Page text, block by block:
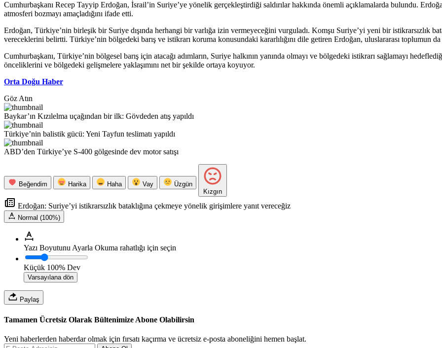
Cumhurbaşkanı Recep Tayyip Erdoğan, İsrail’in Suriye’ye yönelik gerçekleştirdiği saldırılar hakkında önemli açıklamalarda bulundu.
atmosferi bozmayı amaçladığını ifade etti.
Erdoğan, Türkiye’nin birleşik bir Suriye dışında herhangi bir varlığa izin vermeyeceğini vurguladı. Komşu Suriye’yi yeni bir istikrarsızlık
vereceklerini belirtti. Türkiye’nin bölgedeki barış ve istikrarı koruma konusundaki kararlılığını dile getiren Erdoğan, uluslararası toplumun
Cumhurbaşkanı, Türkiye’nin bölgesel barış için atacağı adımların, Suriye halkının yanında olmayı ve bölgedeki istikrarı sağlamayı
önceliklerini ve bölgedeki gelişmelere yaklaşımını net bir şekilde ortaya koyuyor.
Orta Doğu Haber
Göz Atın
Baykar’ın Kızılelma uçağından bir ilk: Gövdeden atış yapıldı
Türkiye’nin balistik gücü: Yeni Tayfun teslimatı yapıldı
ABD’den Türkiye’ye S-400 gölgesinde dev motor satışı
Beğendim Harika Haha Vay
Üzgün
Kızgın
Erdoğan: Suriye’yi istikrarsızlık bataklığına çekmeye yönelik girişimlere yanıt vereceğiz
Normal (100%)
Yazı Boyutunu Ayarla Okuma rahatlığı için seçin
Küçük 100% Dev
Varsayılana dön
Paylaş
Tamamen Ücretsiz Olarak Bültenimize Abone Olabilirsin
Yeni haberlerden haberdar olmak için fırsatı kaçırma ve ücretsiz e-posta aboneliğini hemen başlat.